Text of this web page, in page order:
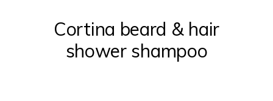
Cortina beard & hair
shower shampoo